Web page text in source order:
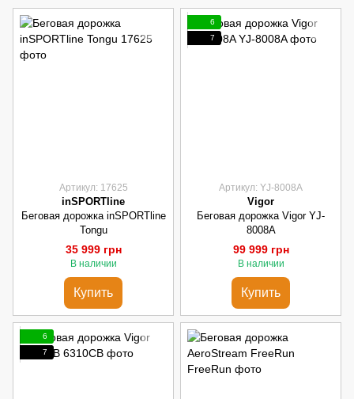
Артикул: 17625
inSPORTline
Беговая дорожка inSPORTline
Tongu
35 999 грн
В наличии
Купить
6
7
Артикул: YJ-8008A
Vigor
Беговая дорожка Vigor YJ-
8008A
99 999 грн
В наличии
Купить
6
7